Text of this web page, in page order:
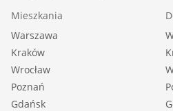
Mieszkania
Warszawa
Kraków
Wrocław
Poznań
Gdańsk